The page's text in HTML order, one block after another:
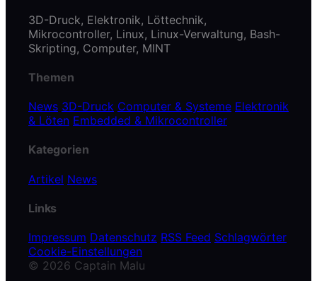
3D-Druck, Elektronik, Löttechnik,
Mikrocontroller, Linux, Linux-Verwaltung, Bash-
Skripting, Computer, MINT
Themen
News 3D-Druck Computer & Systeme Elektronik
& Löten Embedded & Mikrocontroller
Kategorien
Artikel News
Links
Impressum Datenschutz RSS Feed Schlagwörter
Cookie-Einstellungen
© 2026 Captain Malu